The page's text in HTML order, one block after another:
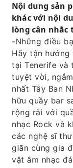
thường
gia đình và
nhạc đáng
chọn thực
KHAI VỊ
Tupelo
nguyên
BBQ,
hoặc Sườn
Bánh
cương:
hoặc Khoai
Burger
Nội dung sản
khác với nội
lòng cân nhắc
-Những điều
Hãy tận
tại Tenerife và
tuyệt vời,
nhất Tây Ban
hữu quầy bar
rộng rãi với
nhạc Rock và
các nghệ sĩ
giãn cùng gia
vật âm nhạc